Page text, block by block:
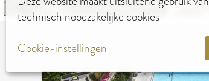
technisch noodzakelijke cookies
Cookie-instellingen